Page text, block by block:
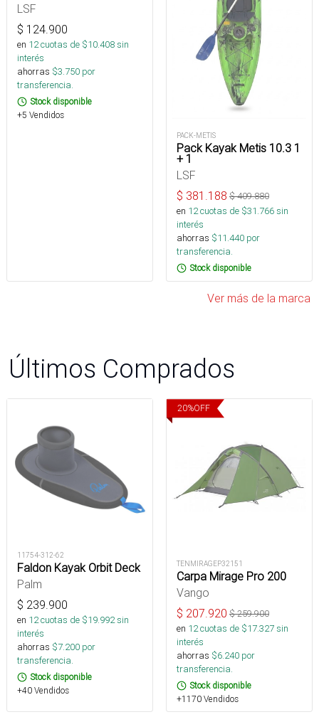
LSF
$ 124.900
en 12cuotas de $10.408sin
interés
ahorras $3.750 por
transferencia.
Stock disponible
+5 Vendidos
PACK-METIS
Pack Kayak Metis 10.3 1
+ 1
LSF
$ 381.188 $409.880
en 12cuotas de $31.766sin
interés
ahorras $11.440 por
transferencia.
Stock disponible
Ver más de la marca
Últimos Comprados
11754-312-62
Faldon Kayak Orbit Deck
Palm
$ 239.900
en 12cuotas de $19.992sin
interés
ahorras $7.200 por
transferencia.
Stock disponible
+40 Vendidos
20%OFF
TENMIRAGEP32151
Carpa Mirage Pro 200
Vango
$ 207.920 $259.900
en 12cuotas de $17.327sin
interés
ahorras $6.240 por
transferencia.
Stock disponible
+1170 Vendidos